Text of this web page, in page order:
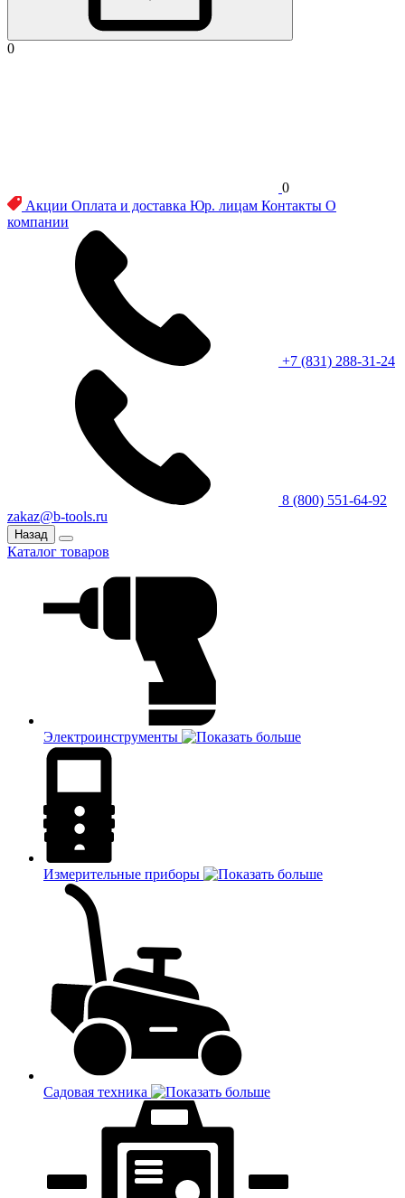
0
0
Акции Оплата и доставка Юр. лицам Контакты О
компании
+7 (831) 288-31-24
8 (800) 551-64-92
zakaz@b-tools.ru
Назад
Каталог товаров
Электроинструменты
Измерительные приборы
Садовая техника